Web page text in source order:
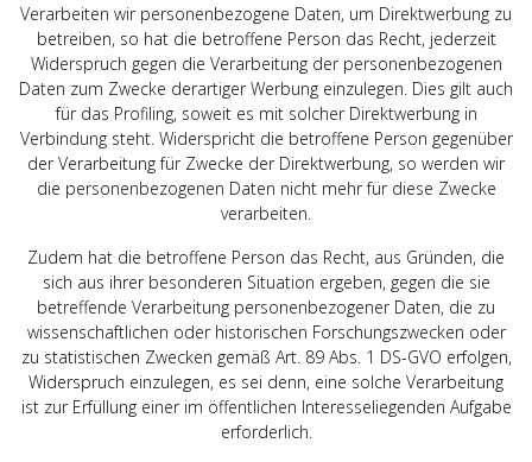
Verarbeiten wir personenbezogene Daten, um Direktwerbung zu
betreiben, so hat die betroffene Person das Recht, jederzeit
Widerspruch gegen die Verarbeitung der personenbezogenen
Daten zum Zwecke derartiger Werbung einzulegen. Dies gilt auch
für das Profiling, soweit es mit solcher Direktwerbung in
Verbindung steht. Widerspricht die betroffene Person gegenüber
der Verarbeitung für Zwecke der Direktwerbung, so werden wir
die personenbezogenen Daten nicht mehr für diese Zwecke
verarbeiten.
Zudem hat die betroffene Person das Recht, aus Gründen, die
sich aus ihrer besonderen Situation ergeben, gegen die sie
betreffende Verarbeitung personenbezogener Daten, die zu
wissenschaftlichen oder historischen Forschungszwecken oder
zu statistischen Zwecken gemäß Art. 89 Abs. 1 DS-GVO erfolgen,
Widerspruch einzulegen, es sei denn, eine solche Verarbeitung
ist zur Erfüllung einer im öffentlichen Interesseliegenden Aufgabe
erforderlich.